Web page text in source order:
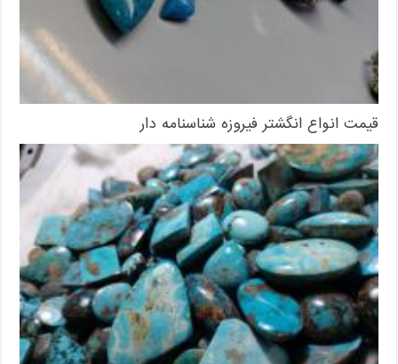
قیمت انواع انگشتر فیروزه شناسنامه دار